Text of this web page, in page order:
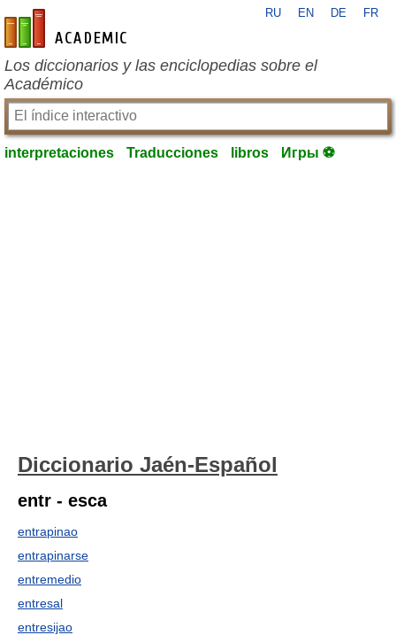
es-academic.com
RU EN DE FR
Los diccionarios y las enciclopedias sobre el
Académico
interpretaciones Traducciones libros Игры ⚽
Diccionario Jaén-Español
entr - esca
entrapinao
entrapinarse
entremedio
entresal
entresijao